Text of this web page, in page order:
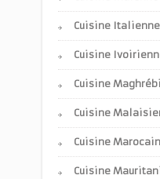
Cuisine Italienne
Cuisine
Cuisine
Cuisine
Cuisine
Cuisine